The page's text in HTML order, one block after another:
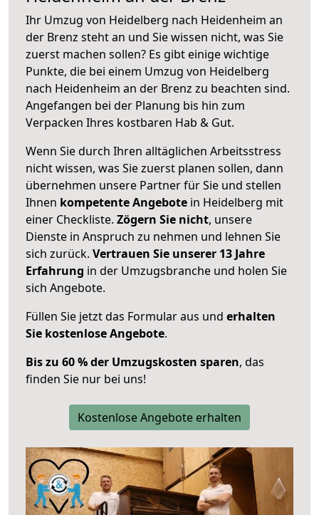
Ihr Umzug von Heidelberg nach Heidenheim an
der Brenz steht an und Sie wissen nicht, was Sie
zuerst machen sollen? Es gibt einige wichtige
Punkte, die bei einem Umzug von Heidelberg
nach Heidenheim an der Brenz zu beachten sind.
Angefangen bei der Planung bis hin zum
Verpacken Ihres kostbaren Hab & Gut.
Wenn Sie durch Ihren alltäglichen Arbeitsstress
nicht wissen, was Sie zuerst planen sollen, dann
übernehmen unsere Partner für Sie und stellen
Ihnen kompetente Angebote in Heidelberg mit
einer Checkliste. Zögern Sie nicht, unsere
Dienste in Anspruch zu nehmen und lehnen Sie
sich zurück. Vertrauen Sie unserer 13 Jahre
Erfahrung in der Umzugsbranche und holen Sie
sich Angebote.
Füllen Sie jetzt das Formular aus und erhalten
Sie kostenlose Angebote.
Bis zu 60 % der Umzugskosten sparen, das
finden Sie nur bei uns!
Kostenlose Angebote erhalten